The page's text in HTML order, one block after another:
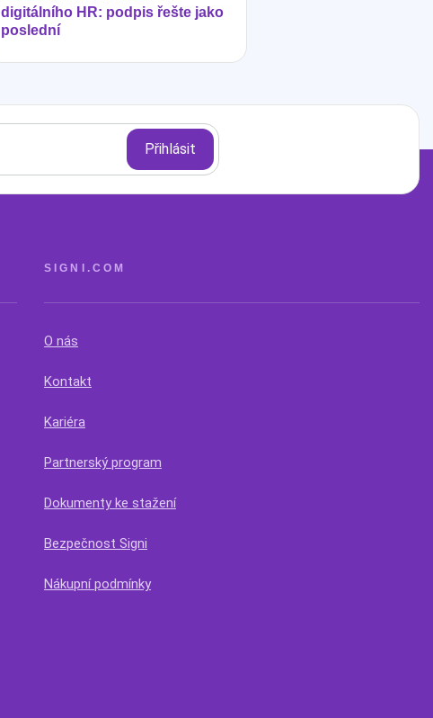
digitálního HR: podpis řešte jako
poslední
SIGNI.COM
O nás
Kontakt
Kariéra
Partnerský program
Dokumenty ke stažení
Bezpečnost Signi
Nákupní podmínky